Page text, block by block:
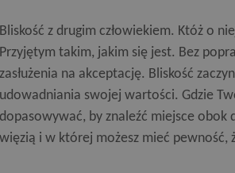
Bliskość z drugim człowiekiem. Któż o
Przyjętym takim, jakim się jest. Bez
zasłużenia na akceptację. Bliskość
udowadniania swojej wartości. Gdzie
dopasowywać, by znaleźć miejsce obok
więzią i w której możesz mieć pewność,